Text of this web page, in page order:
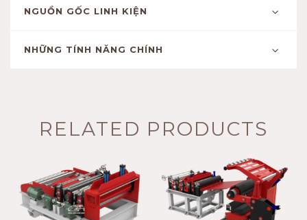
NGUỒN GỐC LINH KIỆN
NHỮNG TÍNH NĂNG CHÍNH
RELATED PRODUCTS